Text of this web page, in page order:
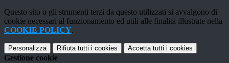
Questo sito o gli strumenti terzi da questo utilizzati si avvalgono di
cookie necessari al funzionamento ed utili alle finalità illustrate nella
COOKIE POLICY.
Personalizza Rifiuta tutti i cookies Accetta tutti i cookies
Gestione cookie